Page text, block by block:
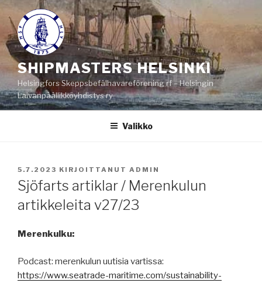
Siirry
sisältöön
SHIPMASTERS HELSINKI
Helsingfors Skeppsbefälhavareförening rf – Helsingin
Laivanpäällikköyhdistys ry
Valikko
JULKAISTU
5.7.2023 KIRJOITTANUT ADMIN
Sjöfarts artiklar / Merenkulun
artikkeleita v27/23
Merenkulku:
Podcast: merenkulun uutisia vartissa:
https://www.seatrade-maritime.com/sustainability-